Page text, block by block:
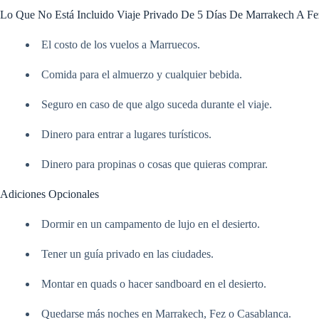
Lo Que No Está Incluido Viaje Privado De 5 Días De Marrakech A
El costo de los vuelos a Marruecos.
Comida para el almuerzo y cualquier bebida.
Seguro en caso de que algo suceda durante el viaje.
Dinero para entrar a lugares turísticos.
Dinero para propinas o cosas que quieras comprar.
Adiciones Opcionales
Dormir en un campamento de lujo en el desierto.
Tener un guía privado en las ciudades.
Montar en quads o hacer sandboard en el desierto.
Quedarse más noches en Marrakech, Fez o Casablanca.